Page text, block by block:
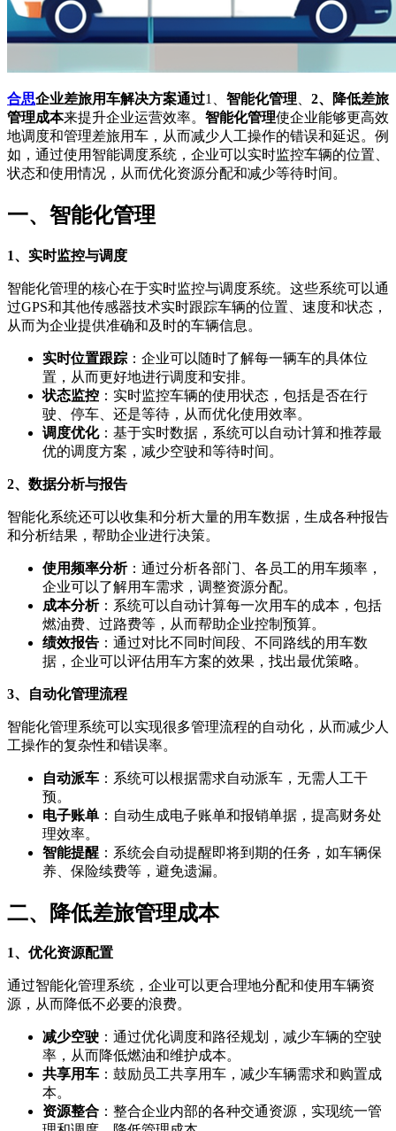
合思企业差旅用车解决方案通过1、 智能化管理
2、降低差旅
管理成本来提升企业运营效率。 智能化管理使企业能够更高效
地调度和管理差旅用车，从而减少人工操作的错误和延迟。例
如，通过使用智能调度系统，企业可以实时监控车辆的位置、
状态和使用情况，从而优化资源分配和减少等待时间。
一、智能化管理
1、实时监控与调度
智能化管理的核心在于实时监控与调度系统。这些系统可以通
过GPS和其他传感器技术实时跟踪车辆的位置、速度和状态，
从而为企业提供准确和及时的车辆信息。
实时位置跟踪 ：企业可以随时了解每一辆车的具体位
置，从而更好地进行调度和安排。
状态监控 ：实时监控车辆的使用状态，包括是否在行
驶、停车、还是等待，从而优化使用效率。
调度优化：基于实时数据，系统可以自动计算和推荐最
优的调度方案，减少空驶和等待时间。
2、数据分析与报告
智能化系统还可以收集和分析大量的用车数据，生成各种报告
和分析结果，帮助企业进行决策。
使用频率分析：通过分析各部门、各员工的用车频率，
企业可以了解用车需求，调整资源分配。
成本分析：系统可以自动计算每一次用车的成本，包括
燃油费、过路费等，从而帮助企业控制预算。
绩效报告 ：通过对比不同时间段、不同路线的用车数
据，企业可以评估用车方案的效果，找出最优策略。
3、自动化管理流程
智能化管理系统可以实现很多管理流程的自动化，从而减少人
工操作的复杂性和错误率。
自动派车 ：系统可以根据需求自动派车，无需人工干
预。
电子账单 ：自动生成电子账单和报销单据，提高财务处
理效率。
智能提醒 ：系统会自动提醒即将到期的任务，如车辆保
养、保险续费等，避免遗漏。
二、降低差旅管理成本
1、优化资源配置
通过智能化管理系统，企业可以更合理地分配和使用车辆资
源，从而降低不必要的浪费。
减少空驶 ：通过优化调度和路径规划，减少车辆的空驶
率，从而降低燃油和维护成本。
共享用车 ：鼓励员工共享用车，减少车辆需求和购置成
本。
资源整合 ：整合企业内部的各种交通资源，实现统一管